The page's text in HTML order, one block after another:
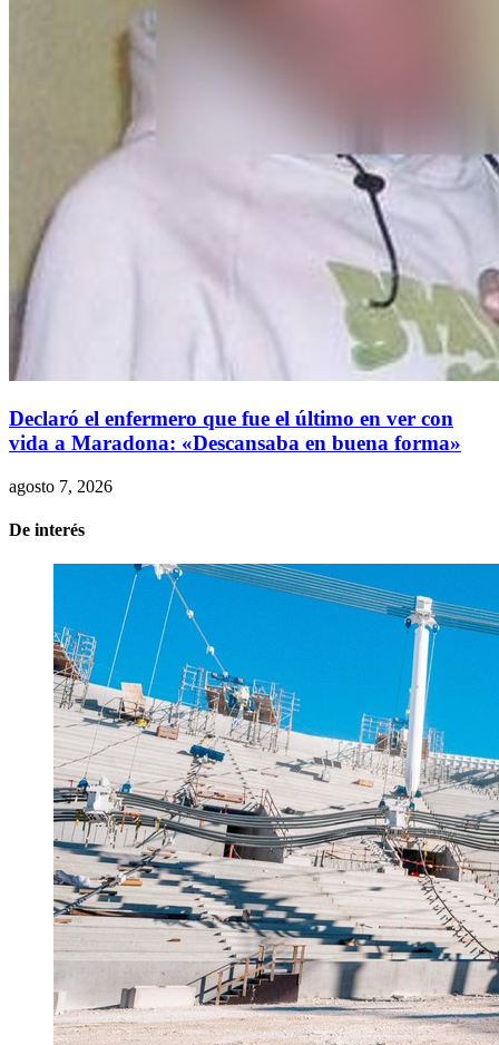
Declaró el enfermero que fue el último en ver con
vida a Maradona: «Descansaba en buena forma»
agosto 7, 2026
De interés